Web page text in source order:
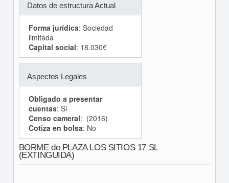
Datos de estructura Actual
Forma jurídica: Sociedad
limitada
Capital social: 18.030€
Aspectos Legales
Obligado a presentar
cuentas: Si
Censo cameral: (2016)
Cotiza en bolsa: No
BORME de PLAZA LOS SITIOS 17 SL
(EXTINGUIDA)